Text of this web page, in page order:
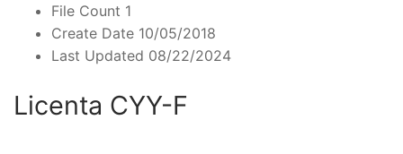
File Count 1
Create Date 10/05/2018
Last Updated 08/22/2024
Licenta CYY-F